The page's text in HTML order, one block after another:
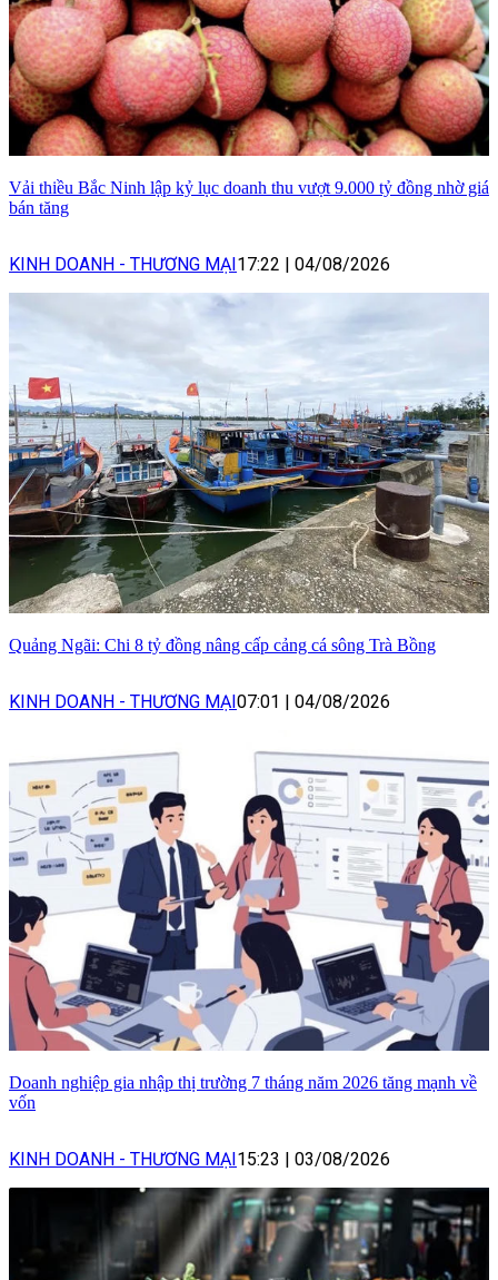
Vải thiều Bắc Ninh lập kỷ lục doanh thu vượt 9.000 tỷ đồng nhờ giá
bán tăng
KINH DOANH - THƯƠNG MẠI 17:22 04/08/2026
Quảng Ngãi: Chi 8 tỷ đồng nâng cấp cảng cá sông Trà Bồng
KINH DOANH - THƯƠNG MẠI 07:01 04/08/2026
Doanh nghiệp gia nhập thị trường 7 tháng năm 2026 tăng mạnh về
vốn
KINH DOANH - THƯƠNG MẠI 15:23 03/08/2026